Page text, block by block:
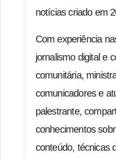
notícias criado em
Com experiência
jornalismo digital e
comunitária,
comunicadores e
palestrante,
conhecimentos
conteúdo, técnicas